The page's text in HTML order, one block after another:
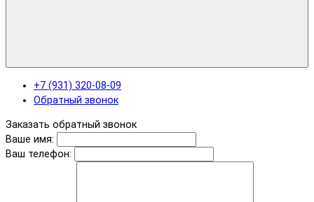
+7 (931) 320-08-09
Обратный звонок
Заказать обратный звонок
Ваше имя:
Ваш телефон: